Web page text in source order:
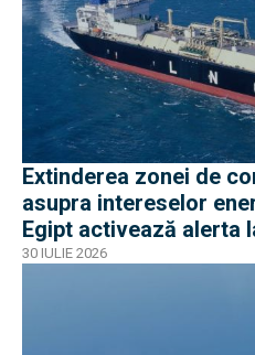
Extinderea zonei de
asupra intereselor
Egipt activează alerta
30 IULIE 2026